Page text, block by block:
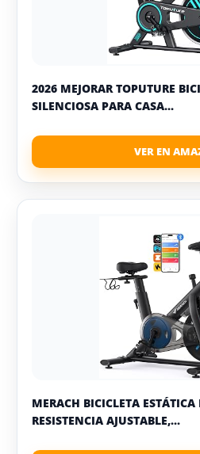
2026 MEJORAR TOPUTURE
SILENCIOSA PARA CASA...
MERACH BICICLETA
RESISTENCIA AJUSTABLE,...